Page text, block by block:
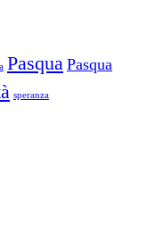
Pasqua Pasqua
speranza